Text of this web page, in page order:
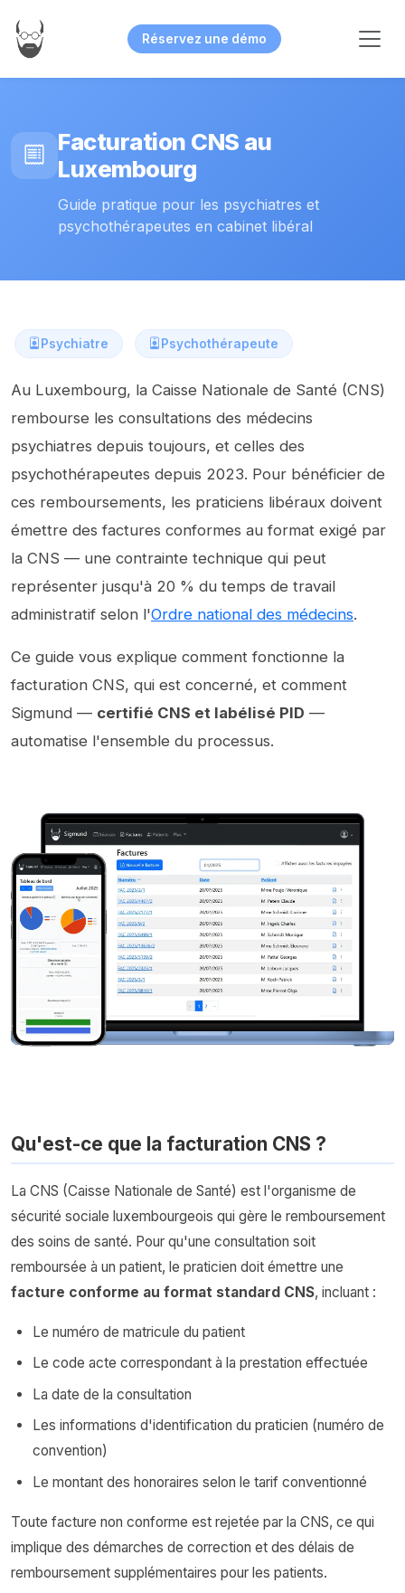
Réservez une démo
Facturation CNS au
Luxembourg
Guide pratique pour les psychiatres et
psychothérapeutes en cabinet libéral
Psychiatre Psychothérapeute
Au Luxembourg, la Caisse Nationale de Santé (CNS)
rembourse les consultations des médecins
psychiatres depuis toujours, et celles des
psychothérapeutes depuis 2023. Pour bénéficier de
ces remboursements, les praticiens libéraux doivent
émettre des factures conformes au format exigé par
la CNS — une contrainte technique qui peut
représenter jusqu'à 20 % du temps de travail
administratif selon l'Ordre national des médecins.
Ce guide vous explique comment fonctionne la
facturation CNS, qui est concerné, et comment
Sigmund — certifié CNS et labélisé PID —
automatise l'ensemble du processus.
Qu'est-ce que la facturation CNS ?
La CNS (Caisse Nationale de Santé) est l'organisme de
sécurité sociale luxembourgeois qui gère le remboursement
des soins de santé. Pour qu'une consultation soit
remboursée à un patient, le praticien doit émettre une
facture conforme au format standard CNS, incluant :
Le numéro de matricule du patient
Le code acte correspondant à la prestation effectuée
La date de la consultation
Les informations d'identification du praticien (numéro de
convention)
Le montant des honoraires selon le tarif conventionné
Toute facture non conforme est rejetée par la CNS, ce qui
implique des démarches de correction et des délais de
remboursement supplémentaires pour les patients.